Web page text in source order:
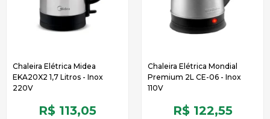
Chaleira Elétrica Midea
EKA20X2 1,7 Litros - Inox
220V
R$ 113,05
Chaleira Elétrica Mondial
Premium 2L CE-06 - Inox
110V
R$ 122,55